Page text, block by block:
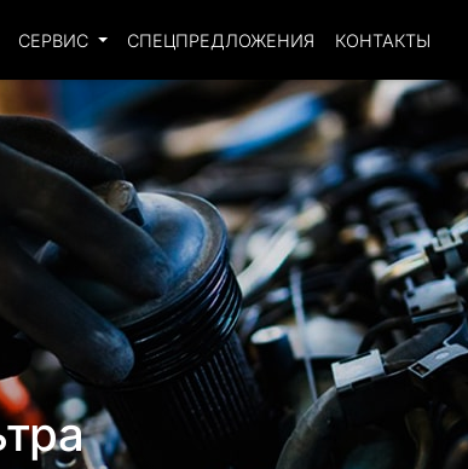
СЕРВИС СПЕЦПРЕДЛОЖЕНИЯ КОНТАКТЫ